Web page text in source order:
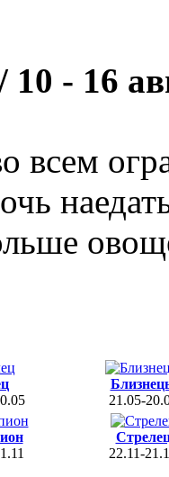
10 - 16
всем
21.05-
22.11-